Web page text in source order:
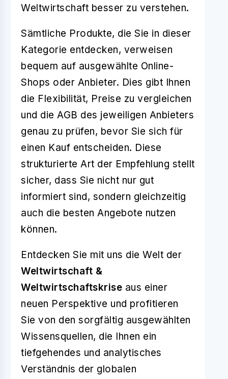
Weltwirtschaft besser zu verstehen.
Sämtliche Produkte, die Sie in dieser
Kategorie entdecken, verweisen
bequem auf ausgewählte Online-
Shops oder Anbieter. Dies gibt Ihnen
die Flexibilität, Preise zu vergleichen
und die AGB des jeweiligen Anbieters
genau zu prüfen, bevor Sie sich für
einen Kauf entscheiden. Diese
strukturierte Art der Empfehlung stellt
sicher, dass Sie nicht nur gut
informiert sind, sondern gleichzeitig
auch die besten Angebote nutzen
können.
Entdecken Sie mit uns die Welt der
Weltwirtschaft &
Weltwirtschaftskrise aus einer
neuen Perspektive und profitieren
Sie von den sorgfältig ausgewählten
Wissensquellen, die Ihnen ein
tiefgehendes und analytisches
Verständnis der globalen